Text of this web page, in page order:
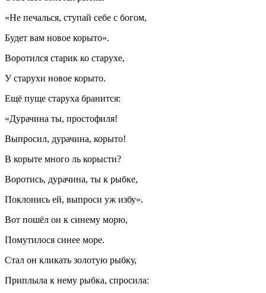
«Не печалься, ступай себе с богом,
Будет вам новое корыто».
Воротился старик ко старухе,
У старухи новое корыто.
Ещё пуще старуха бранится:
«Дурачина ты, простофиля!
Выпросил, дурачина, корыто!
В корыте много ль корысти?
Воротись, дурачина, ты к рыбке,
Поклонись ей, выпроси уж избу».
Вот пошёл он к синему морю,
Помутилося синее море.
Стал он кликать золотую рыбку,
Приплыла к нему рыбка, спросила: